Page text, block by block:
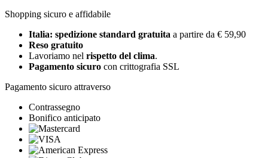
Shopping sicuro e affidabile
Italia: spedizione standard gratuita a partire da € 59,90
Reso gratuito
Lavoriamo nel rispetto del clima.
Pagamento sicuro con crittografia SSL
Pagamento sicuro attraverso
Contrassegno
Bonifico anticipato